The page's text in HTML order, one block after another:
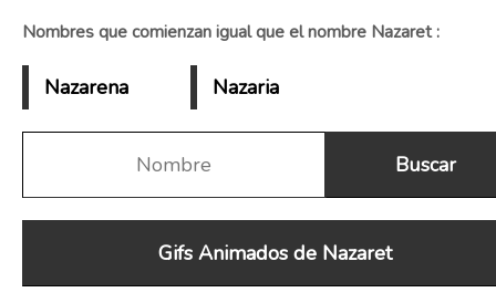
Nombres que comienzan igual que el nombre Nazaret :
Nazarena Nazaria
Gifs Animados de Nazaret